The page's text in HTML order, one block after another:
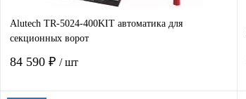
Alutech TR-5024-400KIT автоматика для
секционных ворот
84 590 ₽ / шт